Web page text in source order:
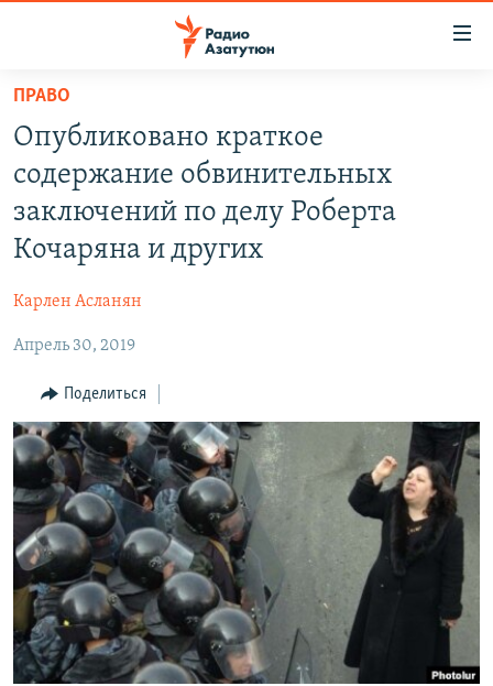
Перейти
основному
содержанию
Перейти
основной
Перейти
ГЛАВНАЯ
НОВОСТИ
ПОЛИТИКА
ОБЩЕСТВО
РЕГИОН
НАГОРНЫЙ КАРАБАХ
КУЛЬТУРА
СПОРТ
АРХИВ
Հայերեն
English
Русский
Все сайты Радио Азатутюн
ПРАВО
Опубликовано краткое
содержание обвинительных
заключений по делу Роберта
Кочаряна и других
Карлен Асланян
Апрель 30, 2019
Поделиться